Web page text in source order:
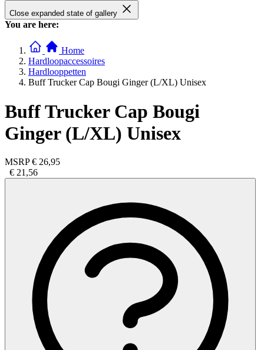
Close expanded state of gallery
You are here:
Home
Hardloopaccessoires
Hardlooppetten
Buff Trucker Cap Bougi Ginger (L/XL) Unisex
Buff Trucker Cap Bougi
Ginger (L/XL) Unisex
MSRP € 26,95
€ 21,56